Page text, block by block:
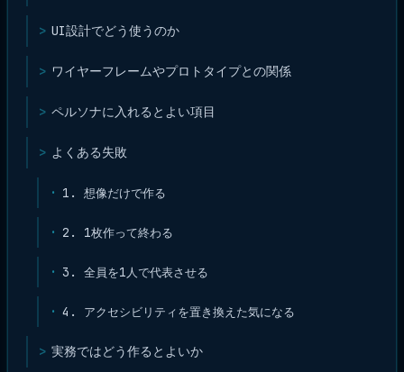
UI設計でどう使うのか
ワイヤーフレームやプロトタイプとの関係
ペルソナに入れるとよい項目
よくある失敗
1. 想像だけで作る
2. 1枚作って終わる
3. 全員を1人で代表させる
4. アクセシビリティを置き換えた気になる
実務ではどう作るとよいか